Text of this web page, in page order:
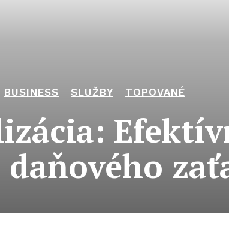
BUSINESS SLUŽBY TOPOVANÉ